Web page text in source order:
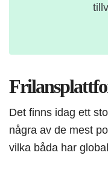
Det finns idag ett
några av de mest
vilka båda har